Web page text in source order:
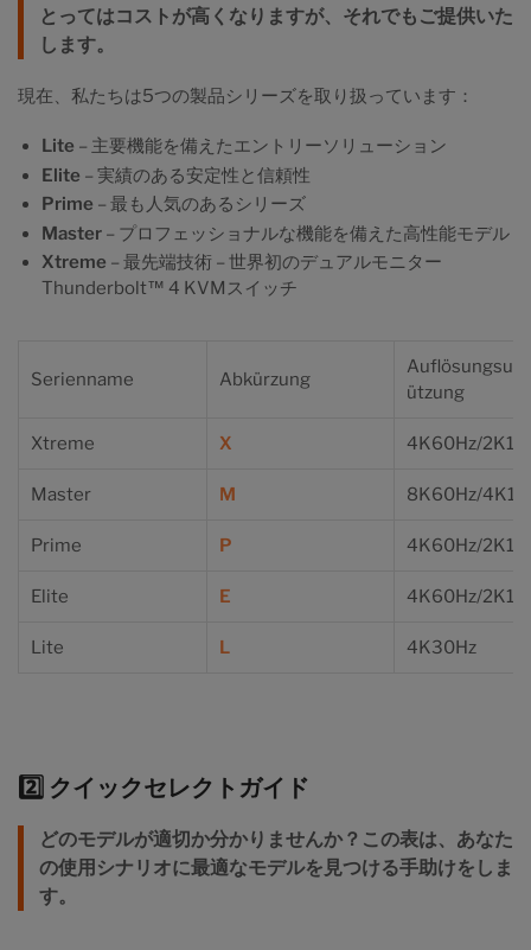
とってはコストが高くなりますが、それでもご提供いた
します。
現在、私たちは5つの製品シリーズを取り扱っています：
Lite – 主要機能を備えたエントリーソリューション
Elite – 実績のある安定性と信頼性
Prime – 最も人気のあるシリーズ
Master – プロフェッショナルな機能を備えた高性能モデル
Xtreme – 最先端技術 – 世界初のデュアルモニター
Thunderbolt™ 4 KVMスイッチ
Serienname Abkürzung
ützung
Xtreme X 4K60Hz/
Master M 8K60Hz/
Prime P 4K60Hz/
Elite E 4K60Hz/
Lite L 4K30Hz
2️⃣ クイックセレクトガイド
どのモデルが適切か分かりませんか？この表は、あなた
の使用シナリオに最適なモデルを見つける手助けをしま
す。